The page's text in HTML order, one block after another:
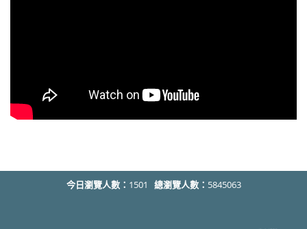
今日瀏覽人數： 1501 總瀏覽人數： 5845063